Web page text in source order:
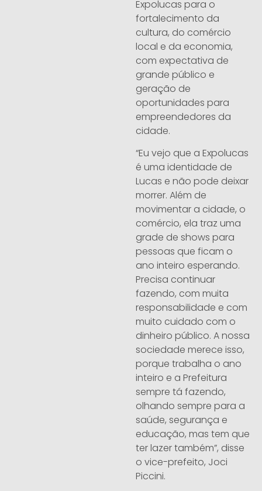
Expolucas para o
fortalecimento da
cultura, do comércio
local e da economia,
com expectativa de
grande público e
geração de
oportunidades para
empreendedores da
cidade.
“Eu vejo que a Expolucas
é uma identidade de
Lucas e não pode deixar
morrer. Além de
movimentar a cidade, o
comércio, ela traz uma
grade de shows para
pessoas que ficam o
ano inteiro esperando.
Precisa continuar
fazendo, com muita
responsabilidade e com
muito cuidado com o
dinheiro público. A nossa
sociedade merece isso,
porque trabalha o ano
inteiro e a Prefeitura
sempre tá fazendo,
olhando sempre para a
saúde, segurança e
educação, mas tem que
ter lazer também”, disse
o vice-prefeito, Joci
Piccini.